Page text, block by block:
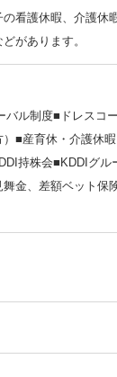
看護休暇、介護休
があります。
ル制度■ドレスコ
■産育休・介護休
持株会■KDDIグル
金、差額ベット保